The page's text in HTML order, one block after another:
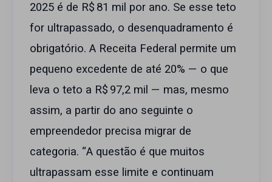
2025 é de R$ 81 mil por ano. Se esse teto
for ultrapassado, o desenquadramento é
obrigatório. A Receita Federal permite um
pequeno excedente de até 20% — o que
leva o teto a R$ 97,2 mil — mas, mesmo
assim, a partir do ano seguinte o
empreendedor precisa migrar de
categoria. “A questão é que muitos
ultrapassam esse limite e continuam